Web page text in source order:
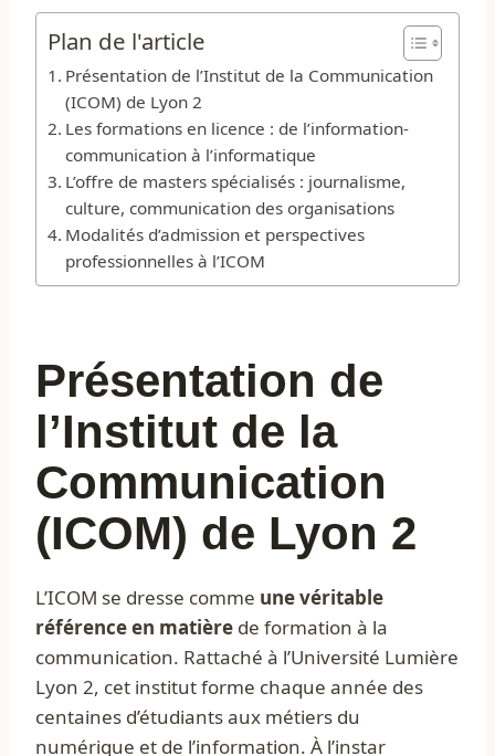
Plan de l'article
Présentation de l’Institut de la Communication
(ICOM) de Lyon 2
Les formations en licence : de l’information-
communication à l’informatique
L’offre de masters spécialisés : journalisme,
culture, communication des organisations
Modalités d’admission et perspectives
professionnelles à l’ICOM
Présentation de
l’Institut de la
Communication
(ICOM) de Lyon 2
L’ICOM se dresse comme une véritable
référence en matière de formation à la
communication. Rattaché à l’Université Lumière
Lyon 2, cet institut forme chaque année des
centaines d’étudiants aux métiers du
numérique et de l’information. À l’instar